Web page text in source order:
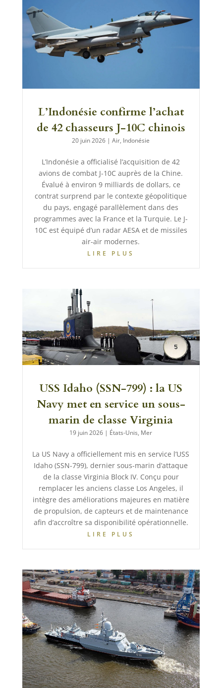
L’Indonésie confirme l’achat
de 42 chasseurs J-10C chinois
20 juin 2026 |Air, Indonésie
L’Indonésie a officialisé l’acquisition de 42
avions de combat J-10C auprès de la Chine.
Évalué à environ 9 milliards de dollars, ce
contrat surprend par le contexte géopolitique
du pays, engagé parallèlement dans des
programmes avec la France et la Turquie. Le J-
10C est équipé d’un radar AESA et de missiles
air-air modernes.
LIRE PLUS
USS Idaho (SSN-799) : la US
Navy met en service un sous-
marin de classe Virginia
19 juin 2026 | États-Unis, Mer
La US Navy a officiellement mis en service l’USS
Idaho (SSN-799), dernier sous-marin d’attaque
de la classe Virginia Block IV. Conçu pour
remplacer les anciens classe Los Angeles, il
intègre des améliorations majeures en matière
de propulsion, de capteurs et de maintenance
afin d’accroître sa disponibilité opérationnelle.
LIRE PLUS